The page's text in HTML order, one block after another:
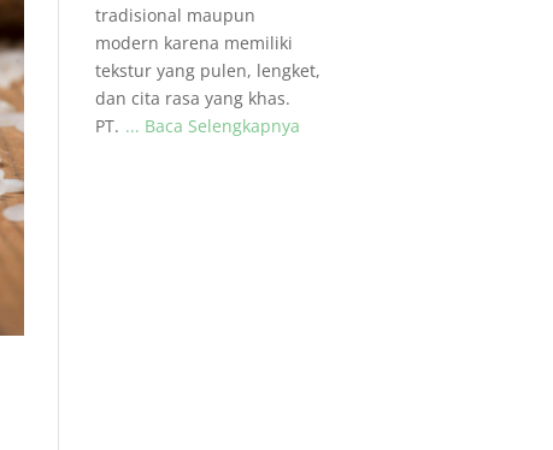
tradisional maupun
modern karena memiliki
tekstur yang pulen, lengket,
dan cita rasa yang khas.
PT. ... Baca Selengkapnya